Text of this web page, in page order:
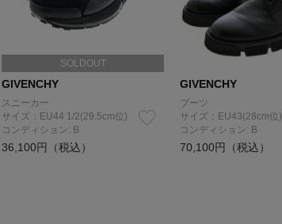
SOLDOUT
GIVENCHY
スニーカー
サイズ：EU44 1/2(29.5cm位)
コンディション: B
36,100円（税込）
GIVENCHY
ブーツ
サイズ：EU43(28cm位)
コンディション: B
70,100円（税込）